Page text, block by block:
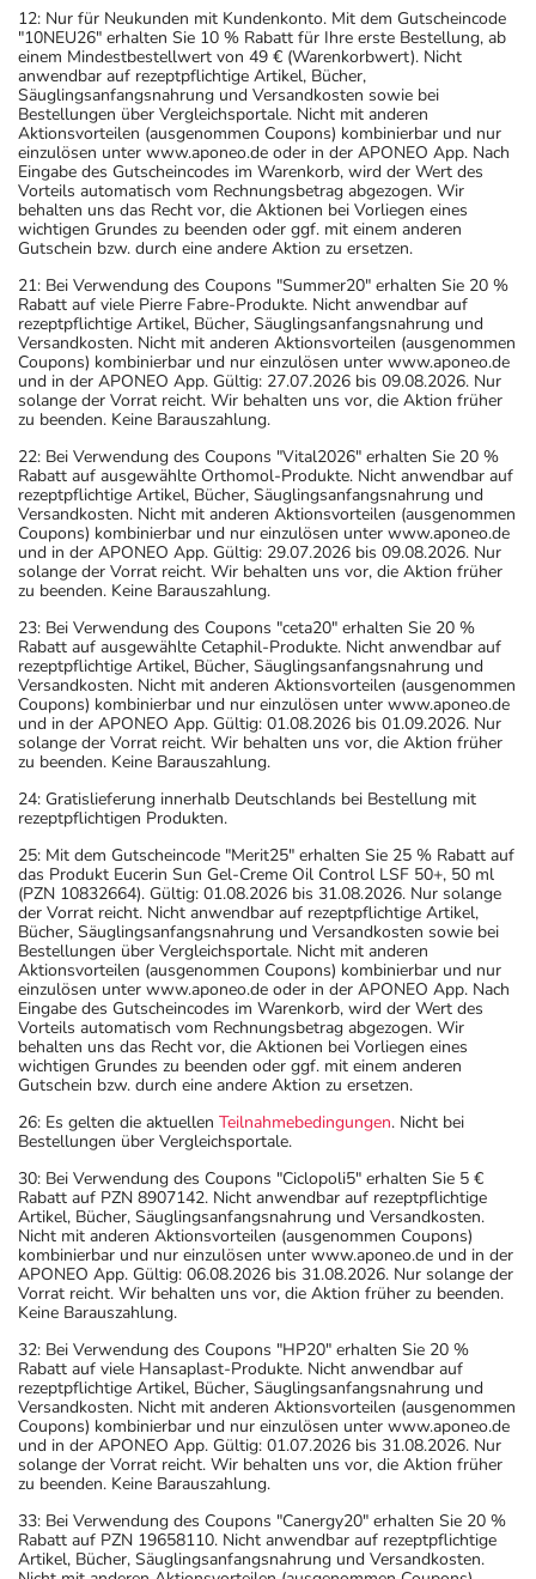
Einnahme vergessen?
Setzen Sie die Einnahme zum nächsten vorgeschriebenen
Zeitpunkt ganz normal (also nicht mit der doppelten
Menge) fort.
Generell gilt: Achten Sie vor allem bei Säuglingen,
Kleinkindern und älteren Menschen auf eine
gewissenhafte Dosierung. Im Zweifelsfalle fragen Sie
Ihren Arzt oder Apotheker nach etwaigen Auswirkungen
oder Vorsichtsmaßnahmen.
Eine vom Arzt verordnete Dosierung kann von den
Angaben der Packungsbeilage abweichen. Da der Arzt sie
individuell abstimmt, sollten Sie das Arzneimittel daher
nach seinen Anweisungen anwenden.
Aufbewahrung
Wichtige Hinweise
Was sollten Sie beachten?
bestimmungsgemäßem Gebrauch beeinträchtigt sein.
Achten Sie vor allem darauf, wenn Sie am Straßenverkehr
teilnehmen oder Maschinen (auch im Haushalt) bedienen,
mit denen Sie sich verletzen können.
- Bei dauerhafter Anwendung von Schmerzmitteln
können Kopfschmerzen auftreten, die durch das
Schmerzmittel erzeugt werden. Sprechen Sie mit Ihrem
Arzt, um zu verhindern, dass Ihre Kopfschmerzen
chronisch werden.
- Die gewohnheitsmäßige Anwendung von
Schmerzmitteln kann zu einer dauerhaften
Nierenschädigung führen. Werden mehrere
Schmerzmittel kombiniert, oder sind in einem
Schmerzmittel mehrere Wirkstoffe enthalten, erhöht sich
das Risiko dafür.
- Vorsicht: Patienten mit Nasenpolypen, chronischen
allergischen Reaktionen wie z.B. Heuschnupfen: Bei Ihnen
starke allergische Hautreaktion auslösen. Fragen Sie
daher vor der Anwendung Ihren Arzt.
- Vorsicht bei Allergie gegen bestimmte Schmerzmittel
(Nichtsteroidale Antirheumatika)!
- Vorsicht bei Allergie gegen Bindemittel (z.B.
- Vorsicht bei Allergie gegen Propylenglykol und ähnliche
Stoffe!
- Vorsicht bei Allergie gegen Polyethylenglykol(PEG)-
haltige Stoffe!
- Es kann Arzneimittel geben, mit denen
generell vor der Behandlung mit einem neuen
Arzneimittel jedes andere, das Sie bereits anwenden,
12: Nur für Neukunden mit Kundenkonto. Mit dem Gutscheincode
"10NEU26" erhalten Sie 10 % Rabatt für Ihre erste Bestellung, ab
einem Mindestbestellwert von 49 € (Warenkorbwert). Nicht
anwendbar auf rezeptpflichtige Artikel, Bücher,
Säuglingsanfangsnahrung und Versandkosten sowie bei
Bestellungen über Vergleichsportale. Nicht mit anderen
Aktionsvorteilen (ausgenommen Coupons) kombinierbar und nur
einzulösen unter www.aponeo.de oder in der APONEO App. Nach
Eingabe des Gutscheincodes im Warenkorb, wird der Wert des
Vorteils automatisch vom Rechnungsbetrag abgezogen. Wir
behalten uns das Recht vor, die Aktionen bei Vorliegen eines
wichtigen Grundes zu beenden oder ggf. mit einem anderen
Gutschein bzw. durch eine andere Aktion zu ersetzen.
21: Bei Verwendung des Coupons "Summer20" erhalten Sie 20 %
Rabatt auf viele Pierre Fabre-Produkte. Nicht anwendbar auf
rezeptpflichtige Artikel, Bücher, Säuglingsanfangsnahrung und
Versandkosten. Nicht mit anderen Aktionsvorteilen (ausgenommen
Coupons) kombinierbar und nur einzulösen unter www.aponeo.de
und in der APONEO App. Gültig: 27.07.2026 bis 09.08.2026. Nur
solange der Vorrat reicht. Wir behalten uns vor, die Aktion früher
zu beenden. Keine Barauszahlung.
22: Bei Verwendung des Coupons "Vital2026" erhalten Sie 20 %
Rabatt auf ausgewählte Orthomol-Produkte. Nicht anwendbar auf
rezeptpflichtige Artikel, Bücher, Säuglingsanfangsnahrung und
Versandkosten. Nicht mit anderen Aktionsvorteilen (ausgenommen
Coupons) kombinierbar und nur einzulösen unter www.aponeo.de
und in der APONEO App. Gültig: 29.07.2026 bis 09.08.2026. Nur
solange der Vorrat reicht. Wir behalten uns vor, die Aktion früher
zu beenden. Keine Barauszahlung.
23: Bei Verwendung des Coupons "ceta20" erhalten Sie 20 %
Rabatt auf ausgewählte Cetaphil-Produkte. Nicht anwendbar auf
rezeptpflichtige Artikel, Bücher, Säuglingsanfangsnahrung und
Versandkosten. Nicht mit anderen Aktionsvorteilen (ausgenommen
Coupons) kombinierbar und nur einzulösen unter www.aponeo.de
und in der APONEO App. Gültig: 01.08.2026 bis 01.09.2026. Nur
solange der Vorrat reicht. Wir behalten uns vor, die Aktion früher
zu beenden. Keine Barauszahlung.
24: Gratislieferung innerhalb Deutschlands bei Bestellung mit
rezeptpflichtigen Produkten.
25: Mit dem Gutscheincode "Merit25" erhalten Sie 25 % Rabatt auf
das Produkt Eucerin Sun Gel-Creme Oil Control LSF 50+, 50 ml
(PZN 10832664). Gültig: 01.08.2026 bis 31.08.2026. Nur solange
der Vorrat reicht. Nicht anwendbar auf rezeptpflichtige Artikel,
Bücher, Säuglingsanfangsnahrung und Versandkosten sowie bei
Bestellungen über Vergleichsportale. Nicht mit anderen
Aktionsvorteilen (ausgenommen Coupons) kombinierbar und nur
einzulösen unter www.aponeo.de oder in der APONEO App. Nach
Eingabe des Gutscheincodes im Warenkorb, wird der Wert des
Vorteils automatisch vom Rechnungsbetrag abgezogen. Wir
behalten uns das Recht vor, die Aktionen bei Vorliegen eines
wichtigen Grundes zu beenden oder ggf. mit einem anderen
Gutschein bzw. durch eine andere Aktion zu ersetzen.
26: Es gelten die aktuellen Teilnahmebedingungen. Nicht bei
Bestellungen über Vergleichsportale.
30: Bei Verwendung des Coupons "Ciclopoli5" erhalten Sie 5 €
Rabatt auf PZN 8907142. Nicht anwendbar auf rezeptpflichtige
Artikel, Bücher, Säuglingsanfangsnahrung und Versandkosten.
Nicht mit anderen Aktionsvorteilen (ausgenommen Coupons)
kombinierbar und nur einzulösen unter www.aponeo.de und in der
APONEO App. Gültig: 06.08.2026 bis 31.08.2026. Nur solange der
Vorrat reicht. Wir behalten uns vor, die Aktion früher zu beenden.
Keine Barauszahlung.
32: Bei Verwendung des Coupons "HP20" erhalten Sie 20 %
Rabatt auf viele Hansaplast-Produkte. Nicht anwendbar auf
rezeptpflichtige Artikel, Bücher, Säuglingsanfangsnahrung und
Versandkosten. Nicht mit anderen Aktionsvorteilen (ausgenommen
Coupons) kombinierbar und nur einzulösen unter www.aponeo.de
und in der APONEO App. Gültig: 01.07.2026 bis 31.08.2026. Nur
solange der Vorrat reicht. Wir behalten uns vor, die Aktion früher
zu beenden. Keine Barauszahlung.
33: Bei Verwendung des Coupons "Canergy20" erhalten Sie 20 %
Rabatt auf PZN 19658110. Nicht anwendbar auf rezeptpflichtige
Artikel, Bücher, Säuglingsanfangsnahrung und Versandkosten.